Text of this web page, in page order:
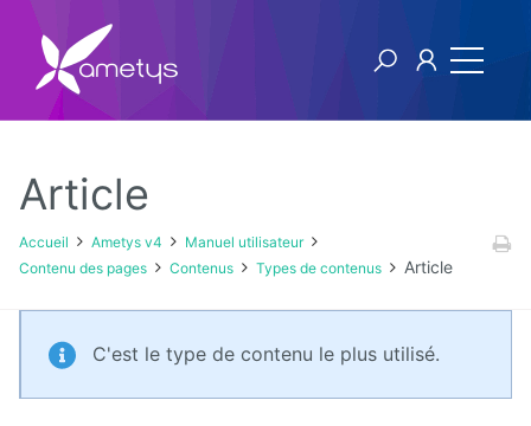
Ametys v4
Manuel
utilisateur
Article
Accueil Ametys v4
Manuel utilisateur
Contenu des pages
Contenus Types de contenus Article
C'est le type de contenu le plus utilisé.